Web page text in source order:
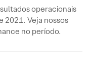
operacionais
2021. Veja nossos
no período.